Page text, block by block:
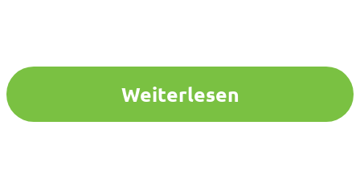
Weiterlesen